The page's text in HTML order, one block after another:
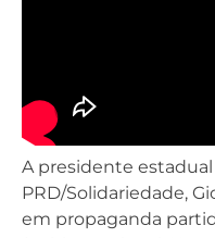
A presidente
PRD/Solidariedade,
em propaganda